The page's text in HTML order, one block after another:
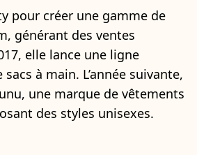
pour créer une gamme de
générant des ventes
elle lance une ligne
sacs à main. L’année suivante,
une marque de vêtements
des styles unisexes.